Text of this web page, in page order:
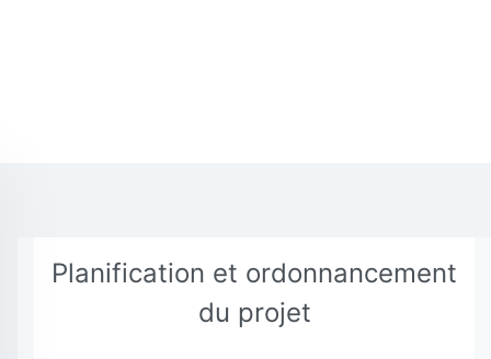
Planification et ordonnancement
du projet